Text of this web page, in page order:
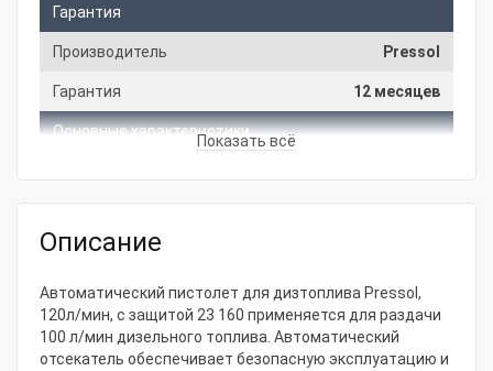
Гарантия
Производитель Pressol
Гарантия 12 месяцев
Основные характеристики
Отсекатель
Диаметр вх., дюйм
Тип
Автоматический пистолет для
Показать всё
Описание
Автоматический пистолет для дизтоплива Pressol,
120л/мин, с защитой 23 160 применяется для раздачи
100 л/мин дизельного топлива. Автоматический
отсекатель обеспечивает безопасную эксплуатацию и